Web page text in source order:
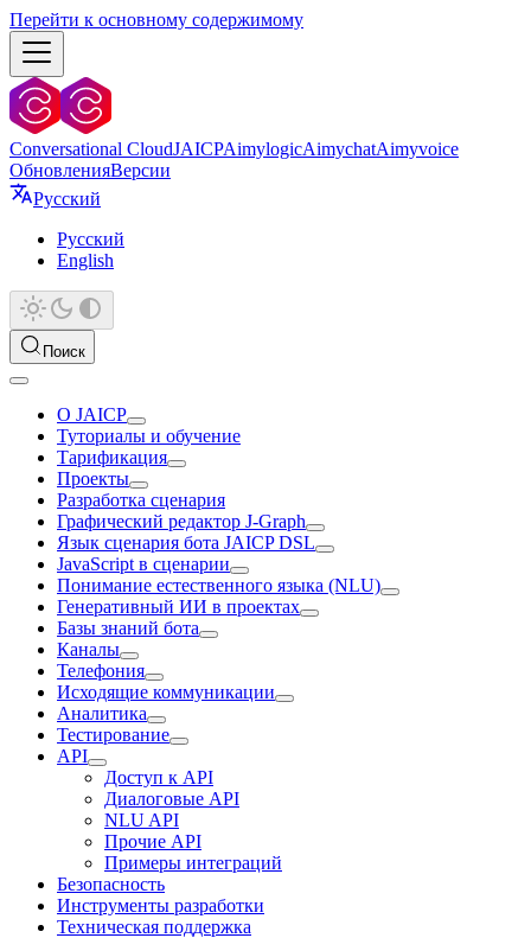
Перейти к основному содержимому
Conversational CloudJAICPAimylogicAimychatAimyvoice
ОбновленияВерсии
Русский
Русский
English
Поиск
О JAICP
Туториалы и обучение
Тарификация
Проекты
Разработка сценария
Графический редактор J‑Graph
Язык сценария бота JAICP DSL
JavaScript в сценарии
Понимание естественного языка (NLU)
Генеративный ИИ в проектах
Базы знаний бота
Каналы
Телефония
Исходящие коммуникации
Аналитика
Тестирование
API
Доступ к API
Диалоговые API
NLU API
Прочие API
Примеры интеграций
Безопасность
Инструменты разработки
Техническая поддержка